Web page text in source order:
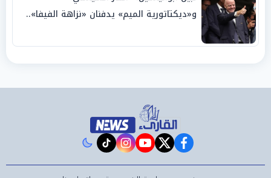
و«ديكتاتورية الميم» يدفنان «نزاهة الفيفا»..
facebook
twitter
youtube
instagram
tiktok